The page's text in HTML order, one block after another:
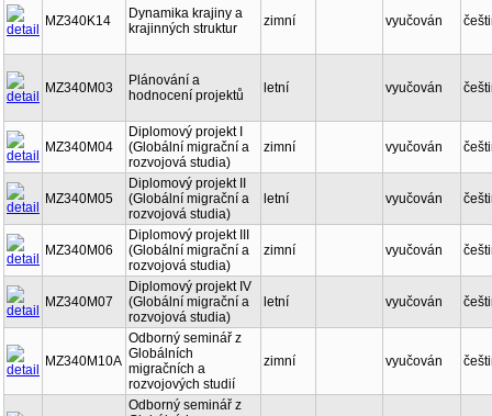
MZ340K14
Dynamika krajiny a
krajinných struktur
zimní vyučován
MZ340M03
Plánování a
hodnocení projektů
letní vyučován
MZ340M04
Diplomový projekt I
(Globální migrační a
rozvojová studia)
zimní vyučován
MZ340M05
Diplomový projekt II
(Globální migrační a
rozvojová studia)
letní vyučován
MZ340M06
Diplomový projekt III
(Globální migrační a
rozvojová studia)
zimní vyučován
MZ340M07
Diplomový projekt IV
(Globální migrační a
rozvojová studia)
letní vyučován
MZ340M10A
Odborný seminář z
Globálních
migračních a
rozvojových studií
zimní vyučován
Odborný seminář z